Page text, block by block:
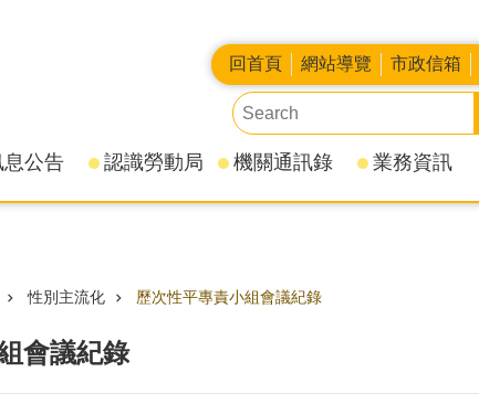
回首頁 網站導覽 市政信箱
息公告 認識勞動局 機關通訊錄 業務資訊
性別主流化 歷次性平專責小組會議紀錄
會議紀錄